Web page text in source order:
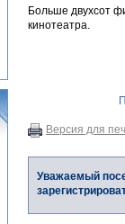
Больше двухсот
кинотеатра.
Версия для
Уважаемый